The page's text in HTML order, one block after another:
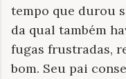
tempo que durou
da qual também
fugas frustradas,
bom. Seu pai